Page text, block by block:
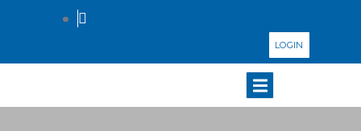
LOGIN